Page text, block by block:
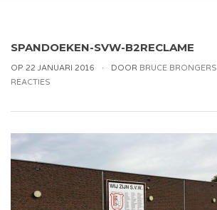
SPANDOEKEN-SVW-B2RECLAME
OP 22 JANUARI 2016 DOOR BRUCE BRONGERS
REACTIES